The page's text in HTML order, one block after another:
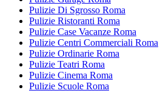
Pulizie Di Sgrosso Roma
Pulizie Ristoranti Roma
Pulizie Case Vacanze Roma
Pulizie Centri Commerciali Roma
Pulizie Ordinarie Roma
Pulizie Teatri Roma
Pulizie Cinema Roma
Pulizie Scuole Roma